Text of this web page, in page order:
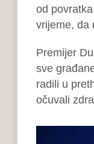
od
vrijeme, da
Premijer
sve
radili u
očuvali